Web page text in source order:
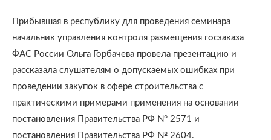
Прибывшая в республику для проведения семинара
начальник управления контроля размещения госзаказа
ФАС России Ольга Горбачева провела презентацию и
рассказала слушателям о допускаемых ошибках при
проведении закупок в сфере строительства с
практическими примерами применения на основании
постановления Правительства РФ № 2571 и
постановления Правительства РФ № 2604.